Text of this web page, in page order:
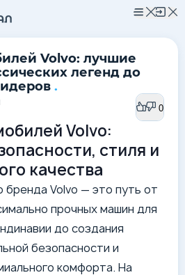
Volvo: лучшие
легенд до
.
0 0
Volvo:
стиля и
качества
бренда Volvo — это путь от
прочных машин для
до создания
безопасности и
комфорта. На